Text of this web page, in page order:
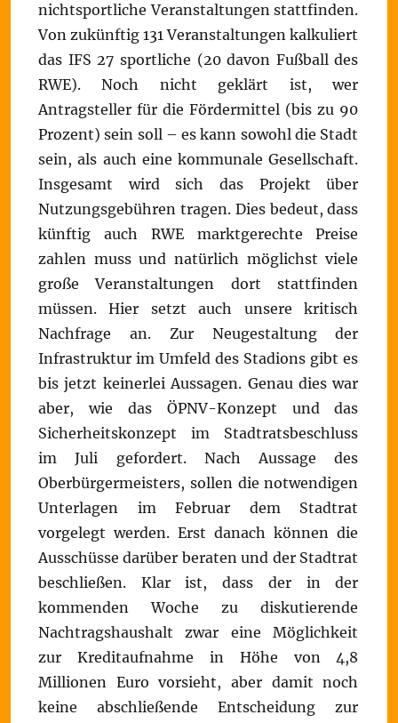
nichtsportliche Veranstaltungen stattfinden.
Von zukünftig 131 Veranstaltungen kalkuliert
das IFS 27 sportliche (20 davon Fußball des
RWE). Noch nicht geklärt ist, wer
Antragsteller für die Fördermittel (bis zu 90
Prozent) sein soll – es kann sowohl die Stadt
sein, als auch eine kommunale Gesellschaft.
Insgesamt wird sich das Projekt über
Nutzungsgebühren tragen. Dies bedeut, dass
künftig auch RWE marktgerechte Preise
zahlen muss und natürlich möglichst viele
große Veranstaltungen dort stattfinden
müssen. Hier setzt auch unsere kritisch
Nachfrage an. Zur Neugestaltung der
Infrastruktur im Umfeld des Stadions gibt es
bis jetzt keinerlei Aussagen. Genau dies war
aber, wie das ÖPNV-Konzept und das
Sicherheitskonzept im Stadtratsbeschluss
im Juli gefordert. Nach Aussage des
Oberbürgermeisters, sollen die notwendigen
Unterlagen im Februar dem Stadtrat
vorgelegt werden. Erst danach können die
Ausschüsse darüber beraten und der Stadtrat
beschließen. Klar ist, dass der in der
kommenden Woche zu diskutierende
Nachtragshaushalt zwar eine Möglichkeit
zur Kreditaufnahme in Höhe von 4,8
Millionen Euro vorsieht, aber damit noch
keine abschließende Entscheidung zur